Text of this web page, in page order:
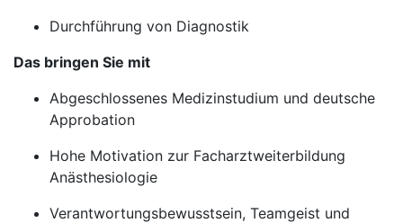
Durchführung von Diagnostik
Das bringen Sie mit
Abgeschlossenes Medizinstudium und deutsche
Approbation
Hohe Motivation zur Facharztweiterbildung
Anästhesiologie
Verantwortungsbewusstsein, Teamgeist und